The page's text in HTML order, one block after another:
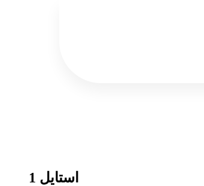
استایل 1